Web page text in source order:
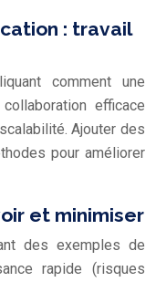
: travail
comment une
efficace
Ajouter des
pour améliorer
et minimiser
des exemples de
rapide (risques